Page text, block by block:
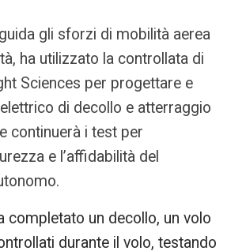
gli sforzi di mobilità aerea
ha utilizzato la controllata di
Sciences per progettare e
di decollo e atterraggio
continuerà i test per
e l’affidabilità del
completato un decollo, un volo
durante il volo, testando